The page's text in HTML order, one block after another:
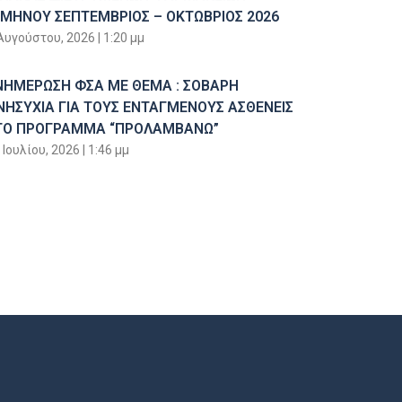
ΣΕΠΤΕΜΒΡΙΟΣ – ΟΚΤΩΒΡΙΟΣ 2026
2026 1:20 μμ
ΦΣΑ ΜΕ ΘΕΜΑ : ΣΟΒΑΡΗ
ΓΙΑ ΤΟΥΣ ΕΝΤΑΓΜΕΝΟΥΣ ΑΣΘΕΝΕΙΣ
ΠΡΟΓΡΑΜΜΑ “ΠΡΟΛΑΜΒΑΝΩ”
Ιουλίου, 2026 1:46 μμ